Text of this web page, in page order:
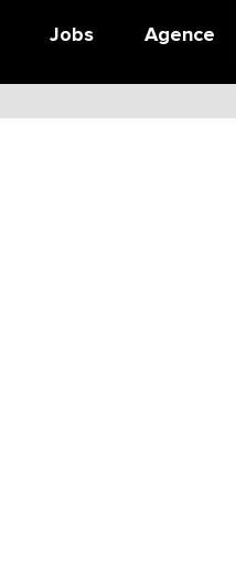
Jobs Agence